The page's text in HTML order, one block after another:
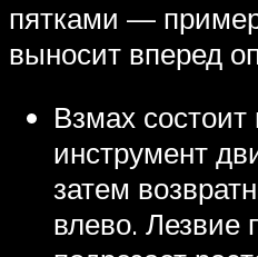
пятками —
выносит вперед
Взмах
инструмент
затем
влево. Лезвие